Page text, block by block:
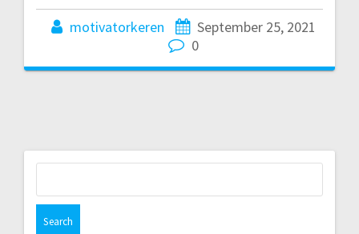
motivatorkeren
September 25, 2021
0